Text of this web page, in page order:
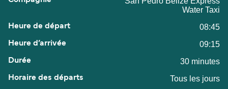
Water Taxi
08:45
09:15
30 minutes
Tous les jours